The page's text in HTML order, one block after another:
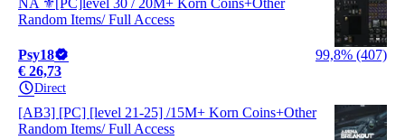
NA ⚜️[PC]level 30 / 20M+ Korn Coins+Other
Random Items/ Full Access
Psy18
99,8% (407)
€ 26,73
Direct
[AB3] [PC] [level 21-25] /15M+ Korn Coins+Other
Random Items/ Full Access